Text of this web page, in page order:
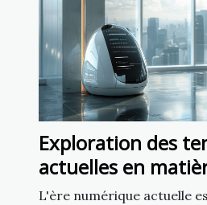
Exploration des
actuelles en
création de sites
L'ère numérique actuelle